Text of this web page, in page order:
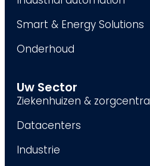
Smart & Energy Solutions
Onderhoud
Uw Sector
Ziekenhuizen & zorgcentra
Datacenters
Industrie